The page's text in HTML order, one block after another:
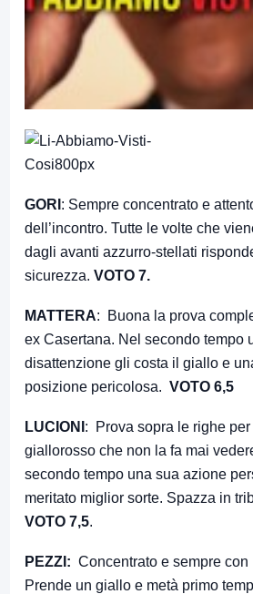
GORI : Sempre concentrato e
dell’incontro. Tutte le volte che
dagli avanti azzurro-stellati
sicurezza. VOTO 7.
MATTERA: Buona la prova
ex Casertana. Nel secondo tempo
disattenzione gli costa il giallo e
posizione pericolosa. VOTO 6,5
LUCIONI : Prova sopra le righe
giallorosso che non la fa mai
secondo tempo una sua azione
meritato miglior sorte. Spazza in
VOTO 7,5.
PEZZI: Concentrato e sempre con
Prende un giallo e metà primo